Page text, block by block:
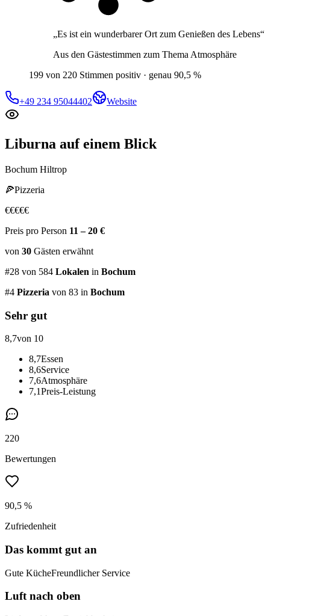
„Es ist ein wunderbarer Ort zum Genießen des Lebens“
Aus den Gästestimmen zum Thema Atmosphäre
199 von 220 Stimmen positiv · genau 90,5 %
+49 234 95044402 Website
Liburna auf einem Blick
Bochum Hiltrop
🍕Pizzeria
€€€€€
Preis pro Person 11 – 20 €
von 30 Gästen erwähnt
#28 von 584 Lokalen in Bochum
#4 Pizzeria von 83 in Bochum
Sehr gut
8,7von 10
8,7Essen
8,6Service
7,6Atmosphäre
7,1Preis-Leistung
220
Bewertungen
90,5 %
Zufriedenheit
Das kommt gut an
Gute KücheFreundlicher Service
Luft nach oben